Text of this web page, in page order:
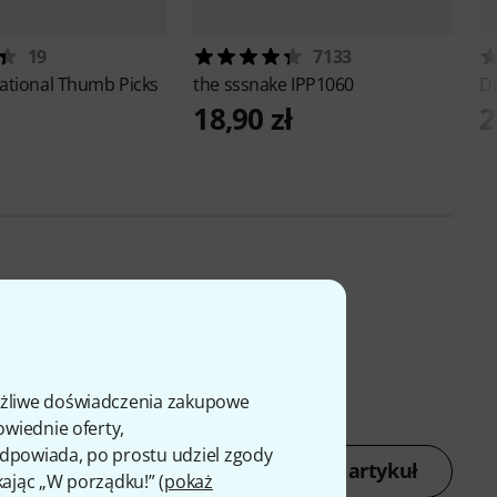
doświadczenia zakupowe
oferty,
po prostu udziel zgody
„W porządku!” (pokaż
19
Thumb Picks
7133
the sssnake IPP1060
18,90 zł
Oceń artykuł